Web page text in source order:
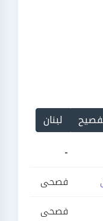
لبنان
-
فصحى
فصحى